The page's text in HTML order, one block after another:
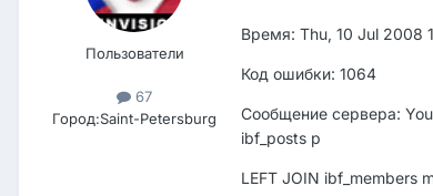
Пользователи
67
Город:Saint-Petersburg
Время: Thu, 10 Jul 2008
Код ошибки: 1064
Сообщение сервера:
ibf_posts p
LEFT JOIN ibf_members